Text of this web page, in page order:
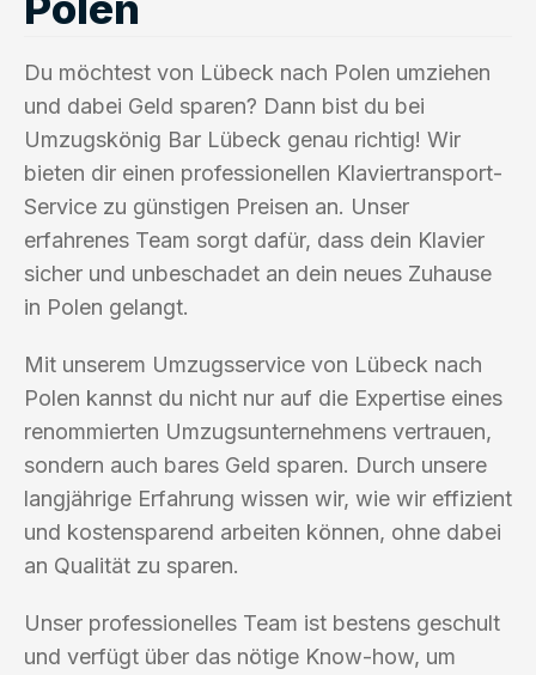
Du möchtest von Lübeck nach Polen umziehen
und dabei Geld sparen? Dann bist du bei
Umzugskönig Bar Lübeck genau richtig! Wir
bieten dir einen professionellen Klaviertransport-
Service zu günstigen Preisen an. Unser
erfahrenes Team sorgt dafür, dass dein Klavier
sicher und unbeschadet an dein neues Zuhause
in Polen gelangt.
Mit unserem Umzugsservice von Lübeck nach
Polen kannst du nicht nur auf die Expertise eines
renommierten Umzugsunternehmens vertrauen,
sondern auch bares Geld sparen. Durch unsere
langjährige Erfahrung wissen wir, wie wir effizient
und kostensparend arbeiten können, ohne dabei
an Qualität zu sparen.
Unser professionelles Team ist bestens geschult
und verfügt über das nötige Know-how, um